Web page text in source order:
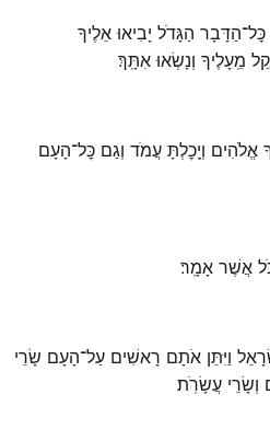
הַגָּדֹל יָבִיאוּ אֵלֶיךָ
מֵֽעָלֶיךָ וְנָשְׂאוּ אִתָּֽךְ׃
וְיָֽכׇלְתָּ עֲמֹד וְגַם כׇּל־הָעָם
אֲשֶׁר אָמָֽר׃
וַיִּתֵּן אֹתָם רָאשִׁים עַל־הָעָם שָׂרֵי
עֲשָׂרֹֽת׃